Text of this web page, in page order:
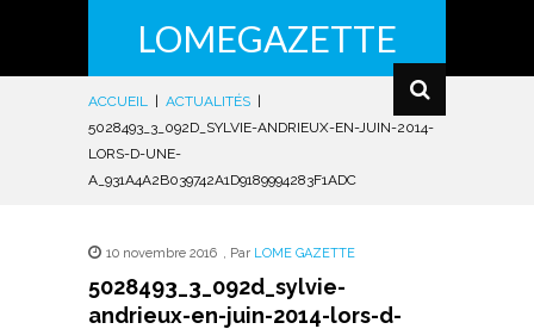
LOMEGAZETTE
ACCUEIL ACTUALITÉS
5028493_3_092D_SYLVIE-ANDRIEUX-EN-JUIN-2014-
LORS-D-UNE-
A_931A4A2B039742A1D9189994283F1ADC
10 novembre 2016 , Par LOME GAZETTE
5028493_3_092d_sylvie-
andrieux-en-juin-2014-lors-d-